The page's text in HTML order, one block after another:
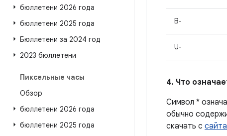
бюллетени 2026 года
бюллетени 2025 года
Бюллетени за 2024 год
2023 бюллетени
Пиксельные часы
Обзор
бюллетени 2026 года
бюллетени 2025 года
B-
U-
4. Что
Символ *
обычно
скачать с